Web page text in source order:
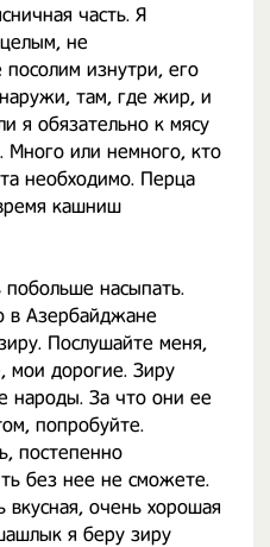
часть. Я
не
изнутри, его
там, где жир, и
я обязательно к мясу
или немного, кто
необходимо. Перца
кашниш
насыпать.
в Азербайджане
Послушайте меня,
мои дорогие. Зиру
народы. За что они ее
попробуйте.
постепенно
без нее не сможете.
очень хорошая
я беру зиру